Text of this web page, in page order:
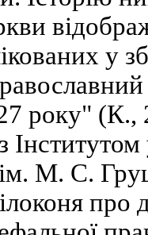
у
року" (К.,
Інститутом
М. С.
про